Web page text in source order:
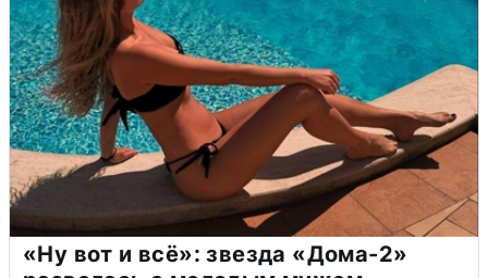
«Ну вот и всё»: звезда «Дома-2»